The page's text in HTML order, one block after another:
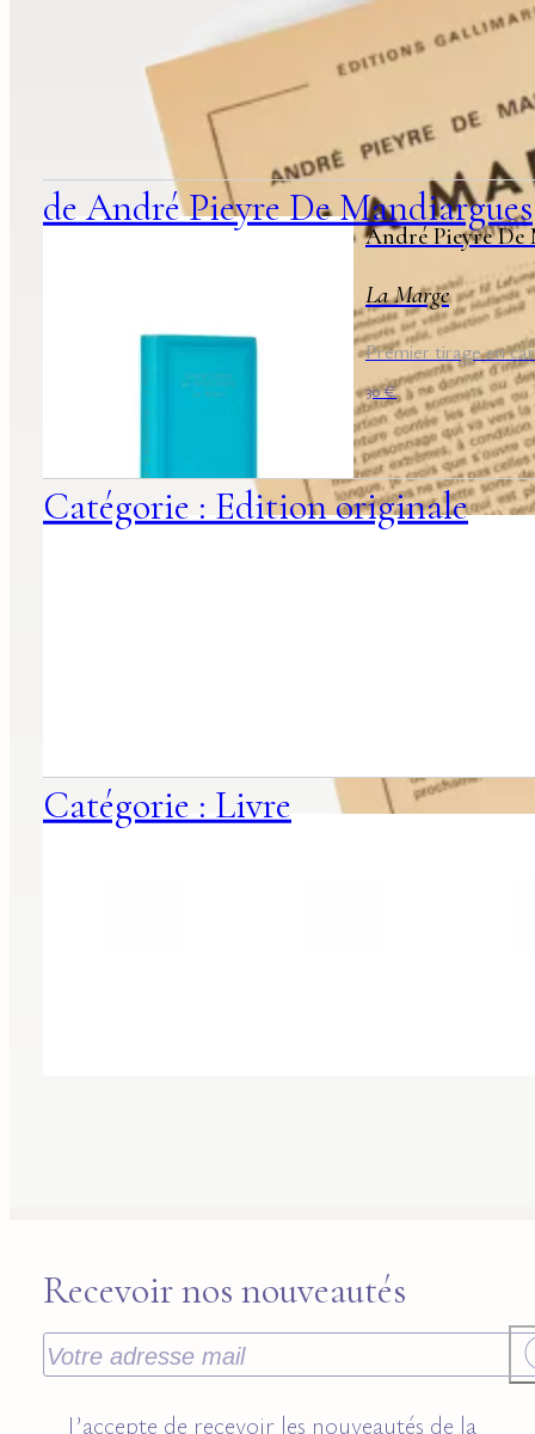
suggestions
associées
de André Pieyre De Mandiargues
André Pieyre De
La Marge
Premier tirage en
30€
Catégorie : Edition originale
Catégorie : Livre
Recevoir nos nouveautés
J’accepte de recevoir les nouveautés de la